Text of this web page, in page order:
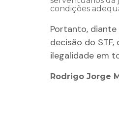
condições
Portanto,
decisão do
ilegalidade em
Rodrigo Jorge